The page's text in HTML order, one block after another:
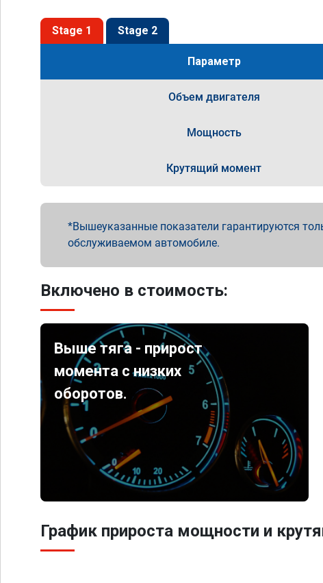
Stage 1 Stage 2
Параметр
Объем двигателя
Мощность
Крутящий момент
Вышеуказанные показатели гарантируются
обслуживаемом автомобиле.
Включено в стоимость:
Выше тяга - прирост
момента с низких
оборотов.
График прироста мощности и